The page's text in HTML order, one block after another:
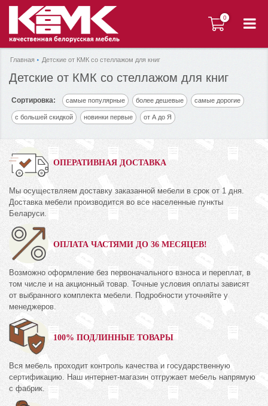
0
0
Главная Детские от КМК со стеллажом для книг
Детские от КМК со стеллажом для книг
Сортировка: самые популярные более дешевые самые дорогие
с большей скидкой новинки первые от А до Я
ОПЕРАТИВНАЯ ДОСТАВКА
Мы осуществляем доставку заказанной мебели в срок от 1 дня.
Доставка мебели производится во все населенные пункты
Беларуси.
ОПЛАТА ЧАСТЯМИ ДО 36 МЕСЯЦЕВ!
Возможно оформление без первоначального взноса и переплат, в
том числе и на акционный товар. Точные условия оплаты зависят
от выбранного комплекта мебели. Подробности уточняйте у
менеджеров.
100% ПОДЛИННЫЕ ТОВАРЫ
Вся мебель проходит контроль качества и государственную
сертификацию. Наш интернет-магазин отгружает мебель напрямую
с фабрик.